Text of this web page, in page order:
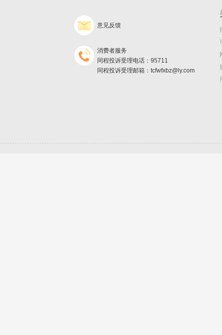
意见反馈
消费者服务
同程投诉受理电话：95711
同程投诉受理邮箱：tcfwfxbz@ly.com